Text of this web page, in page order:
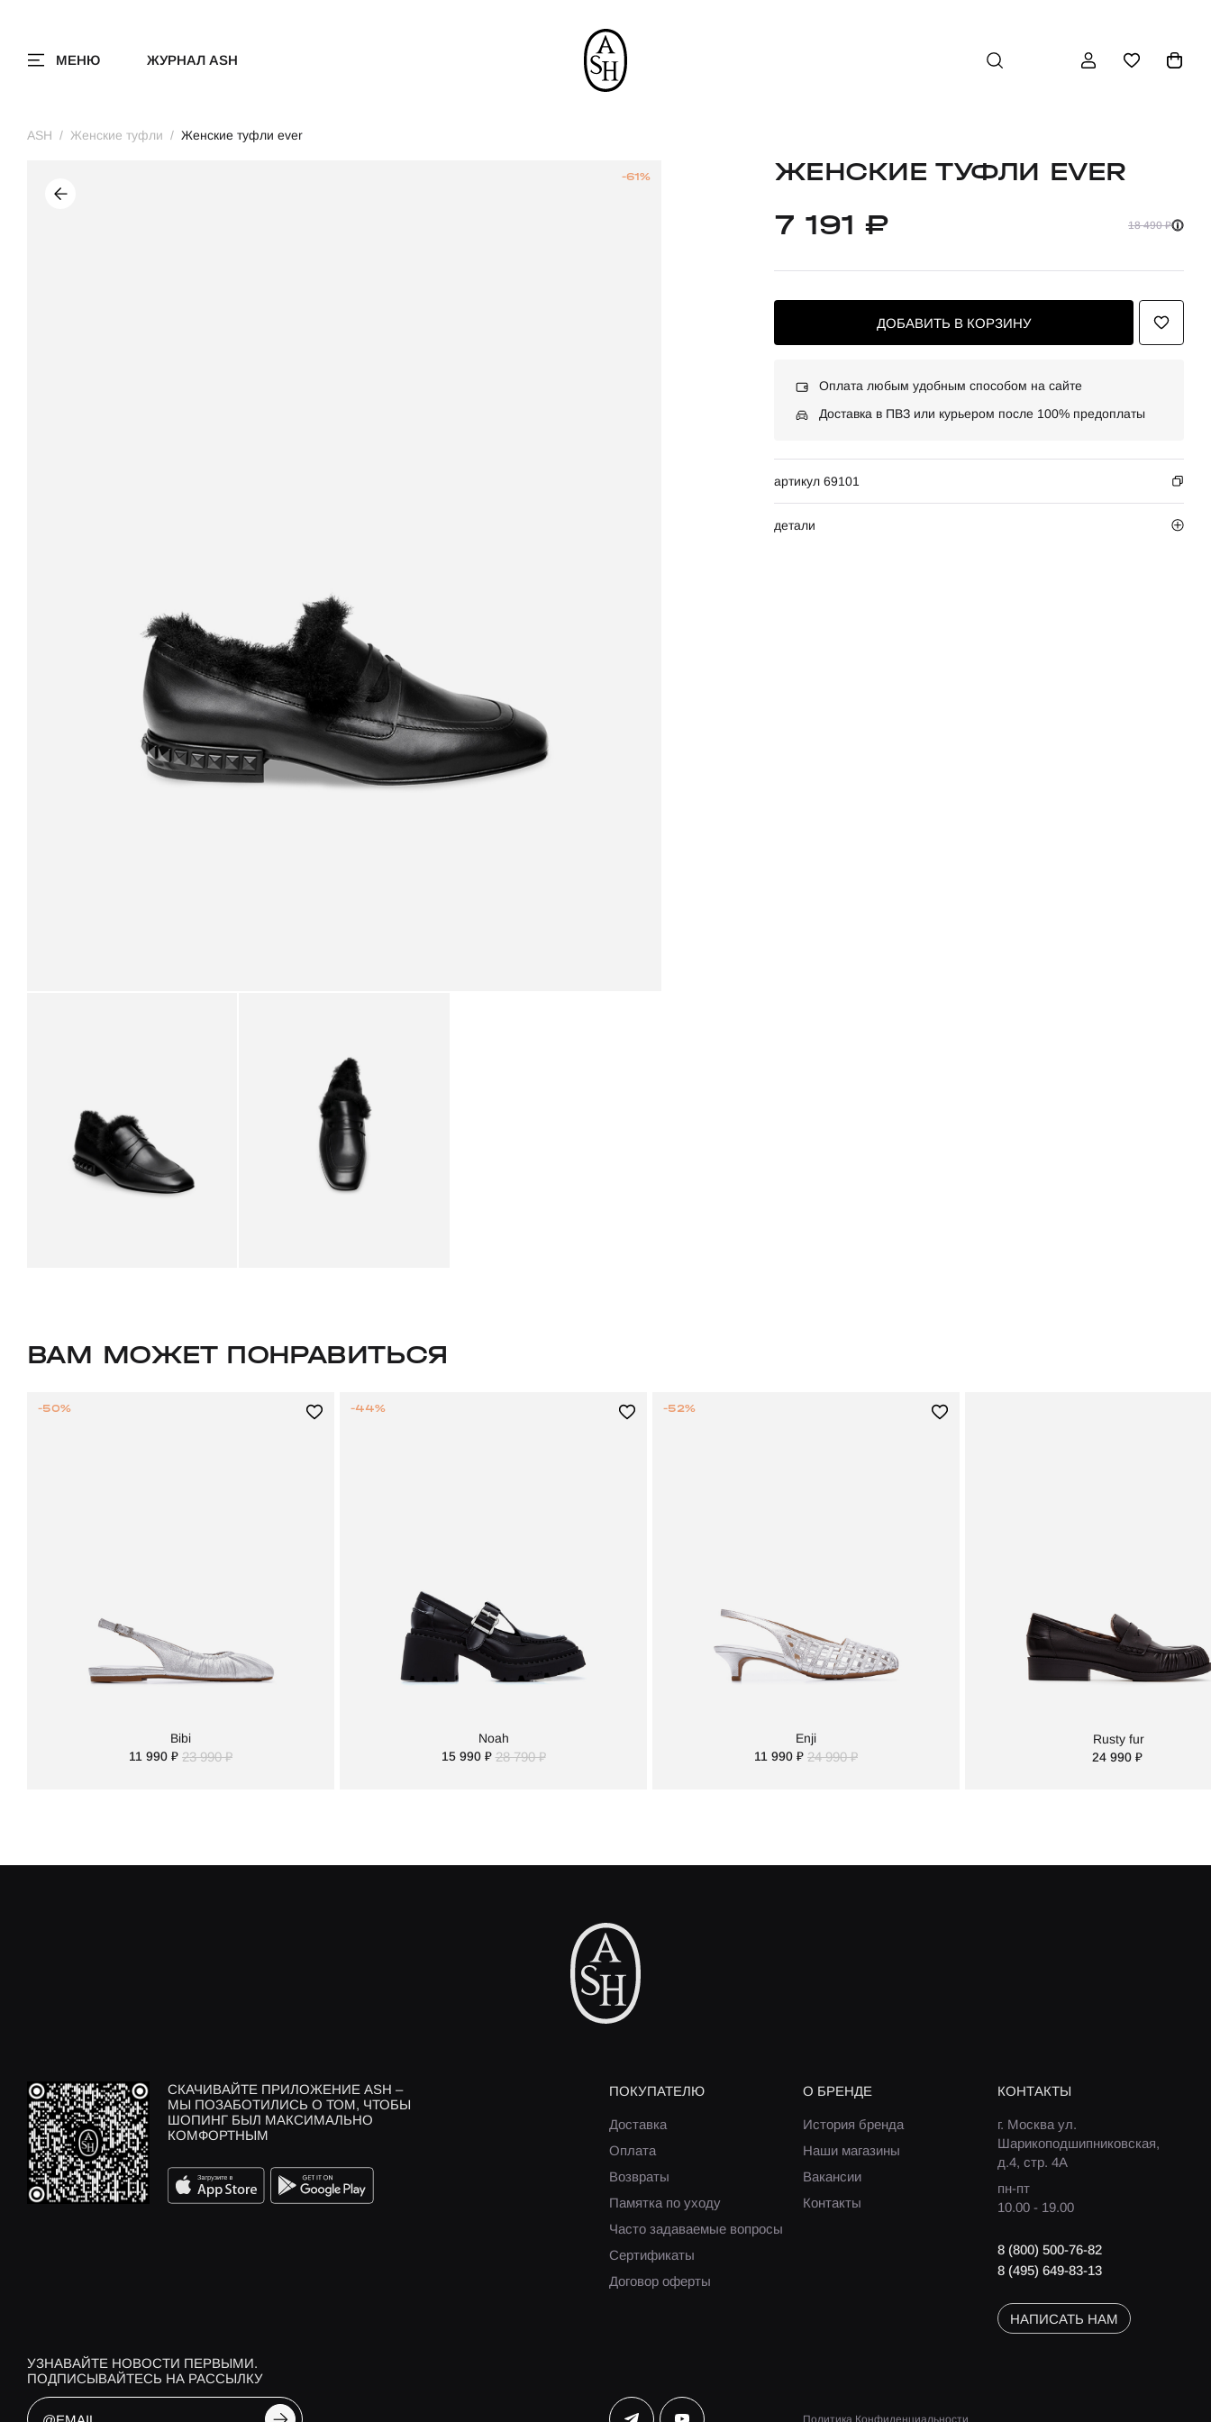
МЕНЮ ЖУРНАЛ ASH
ASH Женские туфли Женские туфли ever
-61% ЖЕНСКИЕ ТУФЛИ EVER
7 191 ₽ 18 490 ₽
ДОБАВИТЬ В КОРЗИНУ
Оплата любым удобным способом на сайте
Доставка в ПВЗ или курьером после 100% предоплаты
артикул 69101
детали
ВАМ МОЖЕТ ПОНРАВИТЬСЯ
Bibi
11 990 ₽ 23 990 ₽
-50%
Noah
15 990 ₽ 28 790 ₽
-44%
Enji
11 990 ₽ 24 990 ₽
-52%
Rusty fur
24 990 ₽
СКАЧИВАЙТЕ ПРИЛОЖЕНИЕ ASH –
МЫ ПОЗАБОТИЛИСЬ О ТОМ, ЧТОБЫ
ШОПИНГ БЫЛ МАКСИМАЛЬНО
КОМФОРТНЫМ
ПОКУПАТЕЛЮ
Доставка
Оплата
Возвраты
Памятка по уходу
Часто задаваемые вопросы
Сертификаты
Договор оферты
О БРЕНДЕ
История бренда
Наши магазины
Вакансии
Контакты
КОНТАКТЫ
г. Москва ул.
Шарикоподшипниковская,
д.4, стр. 4А
пн-пт
10.00 - 19.00
8 (800) 500-76-82
8 (495) 649-83-13
НАПИСАТЬ НАМ
УЗНАВАЙТЕ НОВОСТИ ПЕРВЫМИ.
ПОДПИСЫВАЙТЕСЬ НА РАССЫЛКУ
Политика Конфиденциальности